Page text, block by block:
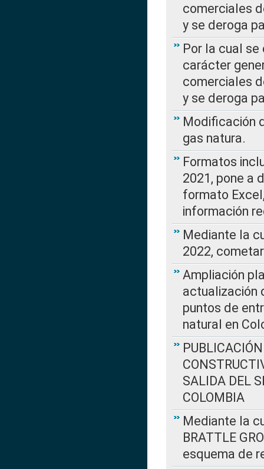
comerciales
y se deroga
Por la cual
carácter
comerciales
y se deroga
Modificación
gas natura.
Formatos
2021, pone a
formato
información
Mediante la
2022,
Ampliación
actualización
puntos de
natural en
SALIDA DEL
COLOMBIA
Mediante la
BRATTLE
esquema de